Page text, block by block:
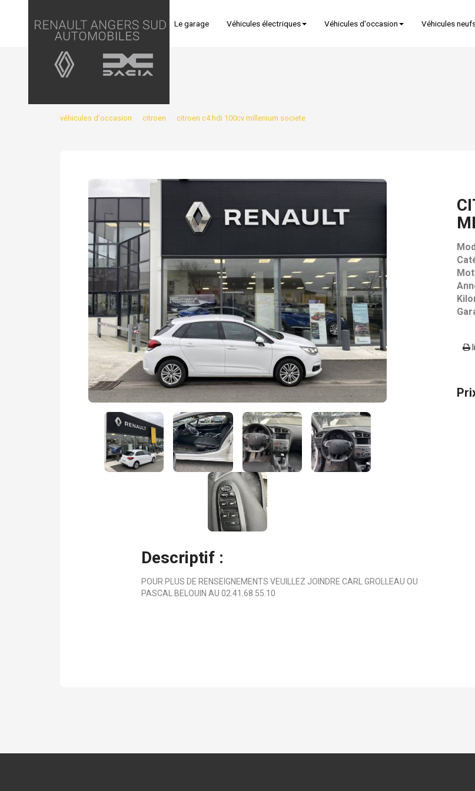
Accueil Le garage Véhicules électriques Véhicules d'occasion Véhicules
véhicules d'occasion citroen citroen c4 hdi 100cv millenium societe
Descriptif :
POUR PLUS DE RENSEIGNEMENTS VEUILLEZ JOINDRE CARL GROLLEAU OU
PASCAL BELOUIN AU 02.41.68.55.10